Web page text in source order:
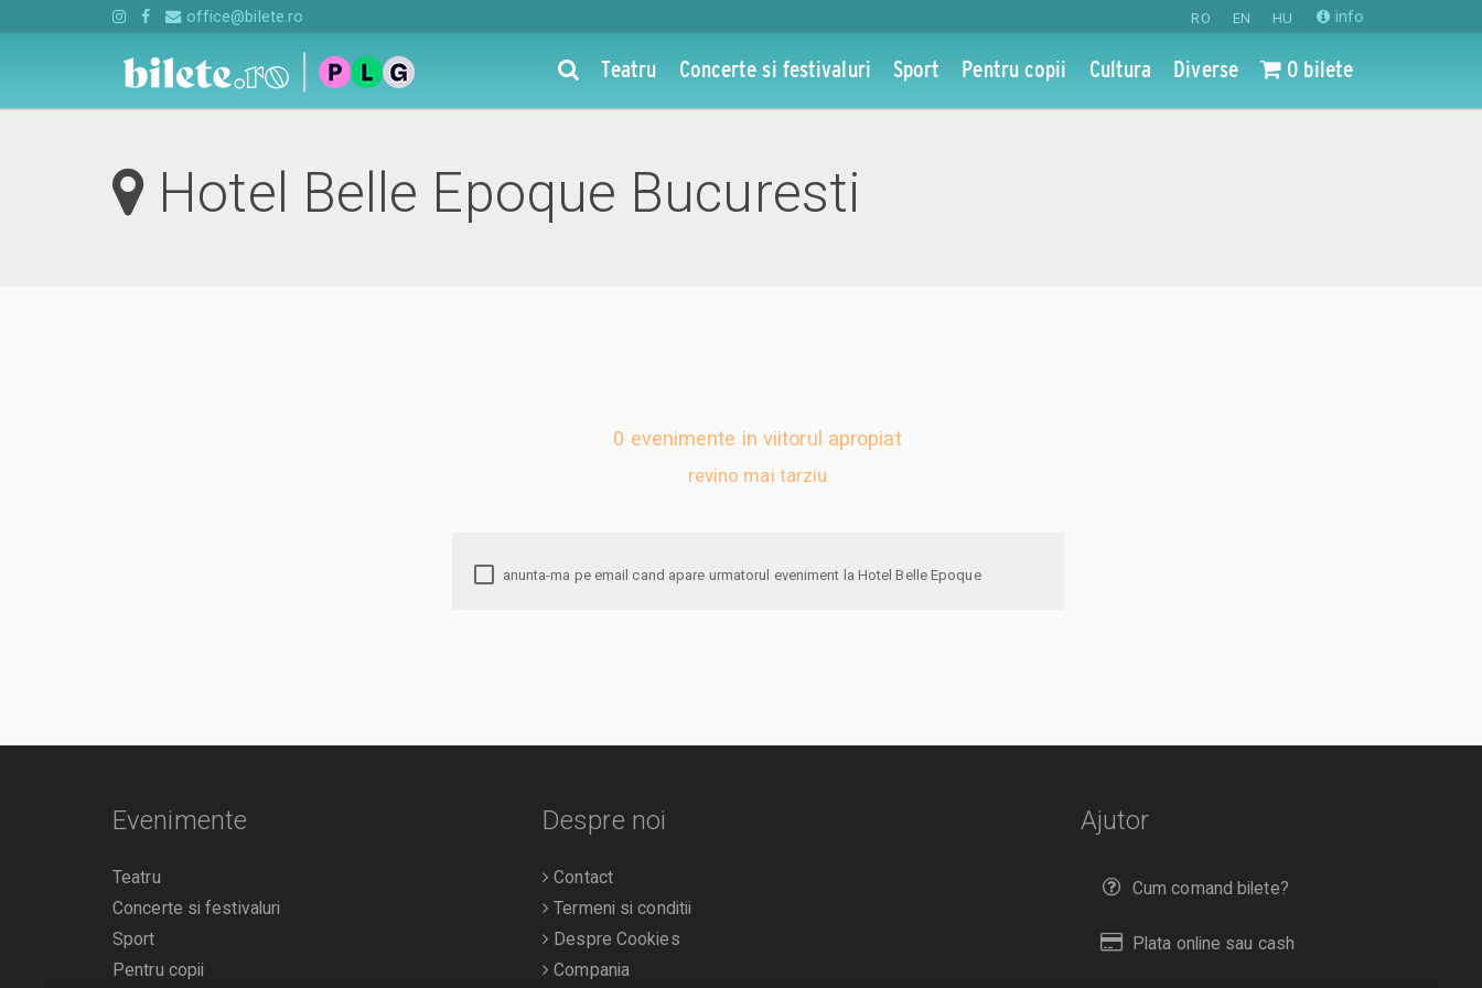
RO EN HU info
office@bilete.ro
Teatru Concerte si festivaluri Sport Pentru copii Cultura Diverse 0 bilete
Hotel Belle Epoque Bucuresti
0 evenimente in viitorul apropiat
revino mai tarziu
anunta-ma pe email cand apare urmatorul eveniment la Hotel Belle Epoque
Ajutor
Cum comand bilete?
Plata online sau cash
Evenimente
Teatru
Concerte si festivaluri
Sport
Pentru copii
Despre noi
Contact
Termeni si conditii
Despre Cookies
Compania